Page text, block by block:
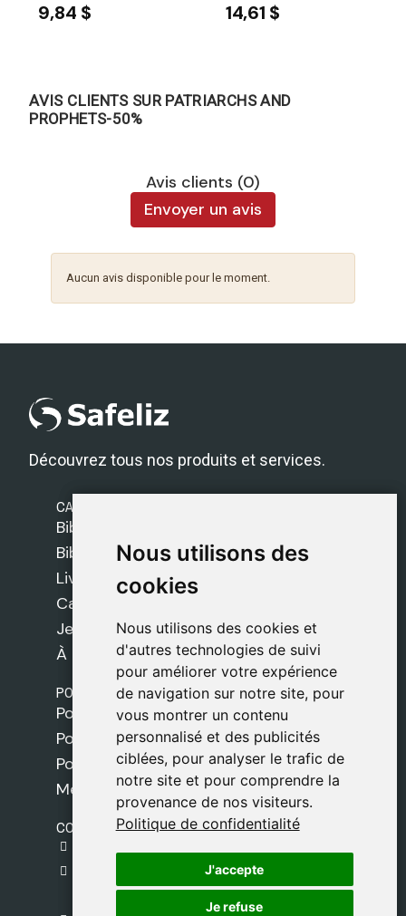
Nous utilisons des
cookies
Nous utilisons des cookies et
d'autres technologies de suivi
pour améliorer votre expérience
de navigation sur notre site, pour
vous montrer un contenu
personnalisé et des publicités
ciblées, pour analyser le trafic de
notre site et pour comprendre la
provenance de nos visiteurs.
Politique de confidentialité
J'accepte
Je refuse
Nous utilisons des
cookies
Nous utilisons des cookies et
d'autres technologies de suivi
pour améliorer votre expérience
de navigation sur notre site, pour
vous montrer un contenu
personnalisé et des publicités
ciblées, pour analyser le trafic de
notre site et pour comprendre la
provenance de nos visiteurs.
Politique de confidentialité
J'accepte
Je refuse
9,84 $ 14,61 $
AVIS CLIENTS SUR PATRIARCHS AND
PROPHETS-50%
Avis clients (0)
Envoyer un avis
Aucun avis disponible pour le moment.
Découvrez tous nos produits et services.
CATÉGORIES
Bibles Safeliz
Bibles
Livres
Cadeaux
Jeux
À propos de nous
POLITIQUES
Politique de livraison
Politique de cookies
Politique de confidentialité
Mentions légales
CONTACT
C. del Pradillo, 6, 28770 Colmenar Viejo,
Madrid